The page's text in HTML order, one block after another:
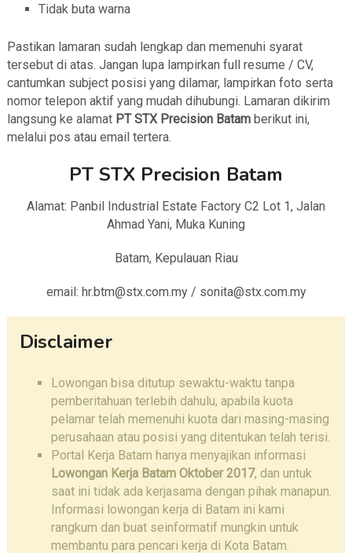
Tidak buta warna
Pastikan lamaran sudah lengkap dan memenuhi syarat
tersebut di atas. Jangan lupa lampirkan full resume / CV,
cantumkan subject posisi yang dilamar, lampirkan foto serta
nomor telepon aktif yang mudah dihubungi. Lamaran dikirim
langsung ke alamat PT STX Precision Batam berikut ini,
melalui pos atau email tertera.
PT STX Precision Batam
Alamat: Panbil Industrial Estate Factory C2 Lot 1, Jalan
Ahmad Yani, Muka Kuning
Batam, Kepulauan Riau
email: hr.btm@stx.com.my / sonita@stx.com.my
Disclaimer
Lowongan bisa ditutup sewaktu-waktu tanpa
pemberitahuan terlebih dahulu, apabila kuota
pelamar telah memenuhi kuota dari masing-masing
perusahaan atau posisi yang ditentukan telah terisi.
Portal Kerja Batam hanya menyajikan informasi
Lowongan Kerja Batam Oktober 2017, dan untuk
saat ini tidak ada kerjasama dengan pihak manapun.
Informasi lowongan kerja di Batam ini kami
rangkum dan buat seinformatif mungkin untuk
membantu para pencari kerja di Kota Batam.